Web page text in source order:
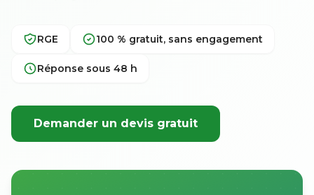
RGE 100 % gratuit, sans engagement
Réponse sous 48 h
Demander un devis gratuit